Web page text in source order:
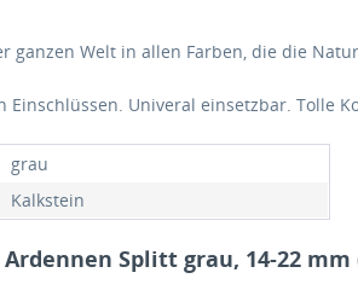
ganzen Welt in allen Farben, die die
Univeral einsetzbar. Tolle
grau
Kalkstein
Splitt grau, 14-22 mm